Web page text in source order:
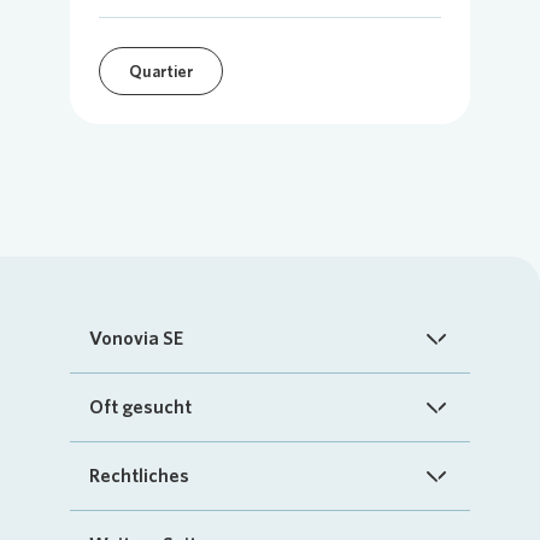
Quartier
Vonovia SE
Startseite
Investoren
Oft gesucht
FAQ
Rechtliches
Impressum